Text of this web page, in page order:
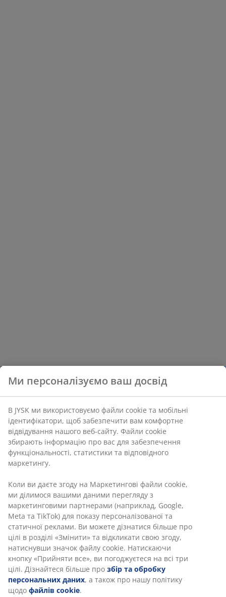
Ми персоналізуємо ваш досвід
В JYSK ми використовуємо файли cookie та мобільні
ідентифікатори, щоб забезпечити вам комфортне
відвідування нашого веб-сайту. Файли cookie
збирають інформацію про вас для забезпечення
функціональності, статистики та відповідного
маркетингу.
Коли ви даєте згоду на Маркетингові файли cookie,
ми ділимося вашими даними перегляду з
маркетинговими партнерами (наприклад, Google,
Meta та TikTok) для показу персоналізованої та
статичної реклами. Ви можете дізнатися більше про
цілі в розділі «Змінити» та відкликати свою згоду,
натиснувши значок файлу cookie. Натискаючи
кнопку «Прийняти все», ви погоджуєтеся на всі три
цілі. Дізнайтеся більше про збір та обробку
персональних даних, а також про нашу політику
щодо файлів cookie.